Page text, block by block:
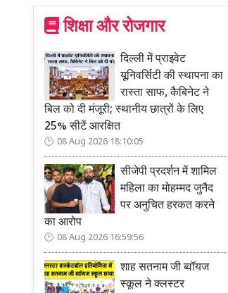
शिक्षा और रोजगार
दिल्ली में प्राइवेट
यूनिवर्सिटी की स्थापना का
रास्ता साफ, कैबिनेट ने
बिल को दी मंजूरी; स्थानीय छात्रों के लिए
25% सीटें आरक्षित
08 Aug 2026 18:10:05
सीजेपी प्रदर्शन में शामिल
महिला का मोहम्मद जुनैद
पर अनुचित हरकत करने
का आरोप
08 Aug 2026 16:59:56
शाह सतनाम जी ब्वॉयज
स्कूल ने क्लस्टर